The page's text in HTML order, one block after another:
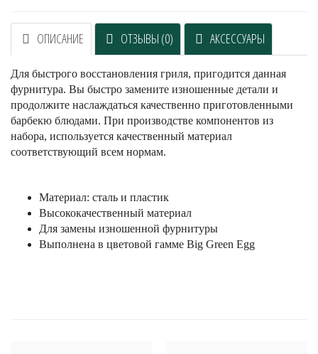
ОПИСАНИЕ ОТЗЫВЫ (0) АКСЕССУАРЫ
Для быстрого восстановления гриля, пригодится данная
фурнитура. Вы быстро замените изношенные детали и
продолжите наслаждаться качественно приготовленными
барбекю блюдами. При производстве компонентов из
набора, используется качественный материал
соответствующий всем нормам.
Материал: сталь и пластик
Высококачественный материал
Для замены изношенной фурнитуры
Выполнена в цветовой гамме Big Green Egg